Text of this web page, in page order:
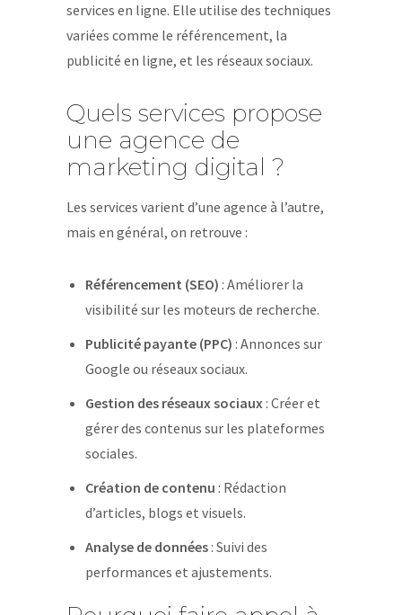
services en ligne. Elle utilise des techniques
variées comme le référencement, la
publicité en ligne, et les réseaux sociaux.
Quels services propose
une agence de
marketing digital ?
Les services varient d’une agence à l’autre,
mais en général, on retrouve :
Référencement (SEO) : Améliorer la
visibilité sur les moteurs de recherche.
Publicité payante (PPC) : Annonces sur
Google ou réseaux sociaux.
Gestion des réseaux sociaux: Créer et
gérer des contenus sur les plateformes
sociales.
Création de contenu : Rédaction
d’articles, blogs et visuels.
Analyse de données: Suivi des
performances et ajustements.